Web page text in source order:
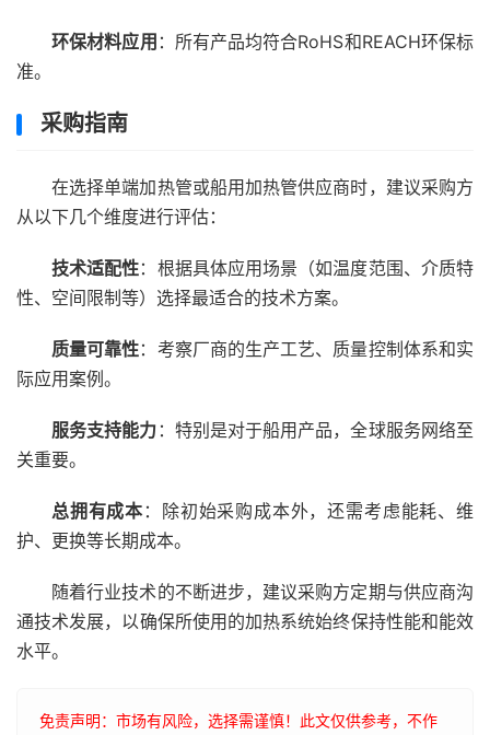
环保材料应用 ：所有产品均符合RoHS和REACH环保标
准。
采购指南
在选择单端加热管或船用加热管供应商时，建议采购方
从以下几个维度进行评估：
技术适配性：根据具体应用场景（如温度范围、介质特
性、空间限制等）选择最适合的技术方案。
质量可靠性：考察厂商的生产工艺、质量控制体系和实
际应用案例。
服务支持能力 ：特别是对于船用产品，全球服务网络至
关重要。
总拥有成本 ：除初始采购成本外，还需考虑能耗、维
护、更换等长期成本。
随着行业技术的不断进步，建议采购方定期与供应商沟
通技术发展，以确保所使用的加热系统始终保持性能和能效
水平。
免责声明：市场有风险，选择需谨慎！此文仅供参考，不作